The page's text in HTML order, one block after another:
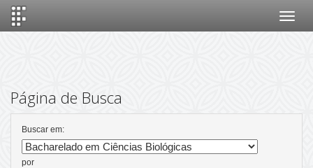
Página de Busca
Buscar em:
por